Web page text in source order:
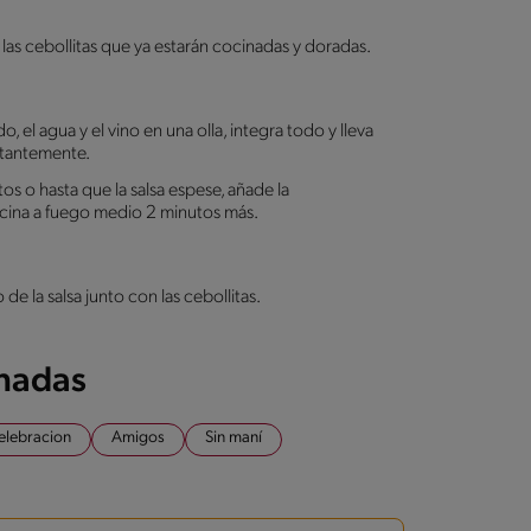
cebollitas que ya estarán cocinadas y doradas.
el agua y el vino en una olla, integra todo y lleva
o hasta que la salsa espese, añade la
a fuego medio 2 minutos más.
la salsa junto con las cebollitas.
Amigos Sin maní